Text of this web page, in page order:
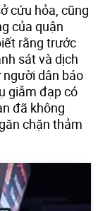
cứu hỏa, cũng
của quận
rằng trước
sát và dịch
dân báo
giẫm đạp có
đã không
chặn thảm